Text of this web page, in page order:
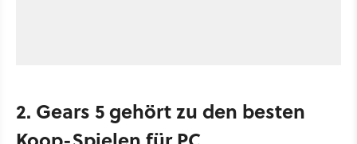
2. Gears 5 gehört zu den besten